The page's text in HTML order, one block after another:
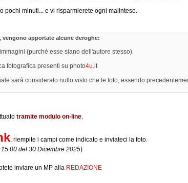
pochi minuti... e vi risparmierete ogni malinteso.
apportate alcune deroghe:
(purché esse siano dell'autore stesso).
fotografica presenti su photo4u.it
sarà considerato nullo visto che le foto, essendo
tramite modulo on-line.
, riempite i campi come indicato e inviateci la foto.
del 30 Dicembre 2025)
inviare un MP alla REDAZIONE